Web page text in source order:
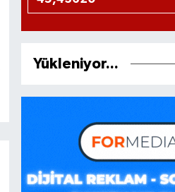
Yükleniyor...